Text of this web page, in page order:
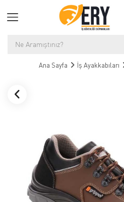
Ana Sayfa İş Ayakkabıları